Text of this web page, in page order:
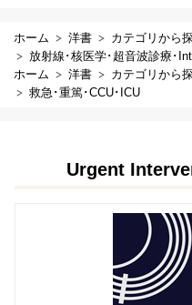
ホーム 洋書 カテゴリから
放射線･核医学･超音波診療･
ホーム
洋書 カテゴリから
救急･重篤･CCU･ICU
Urgent